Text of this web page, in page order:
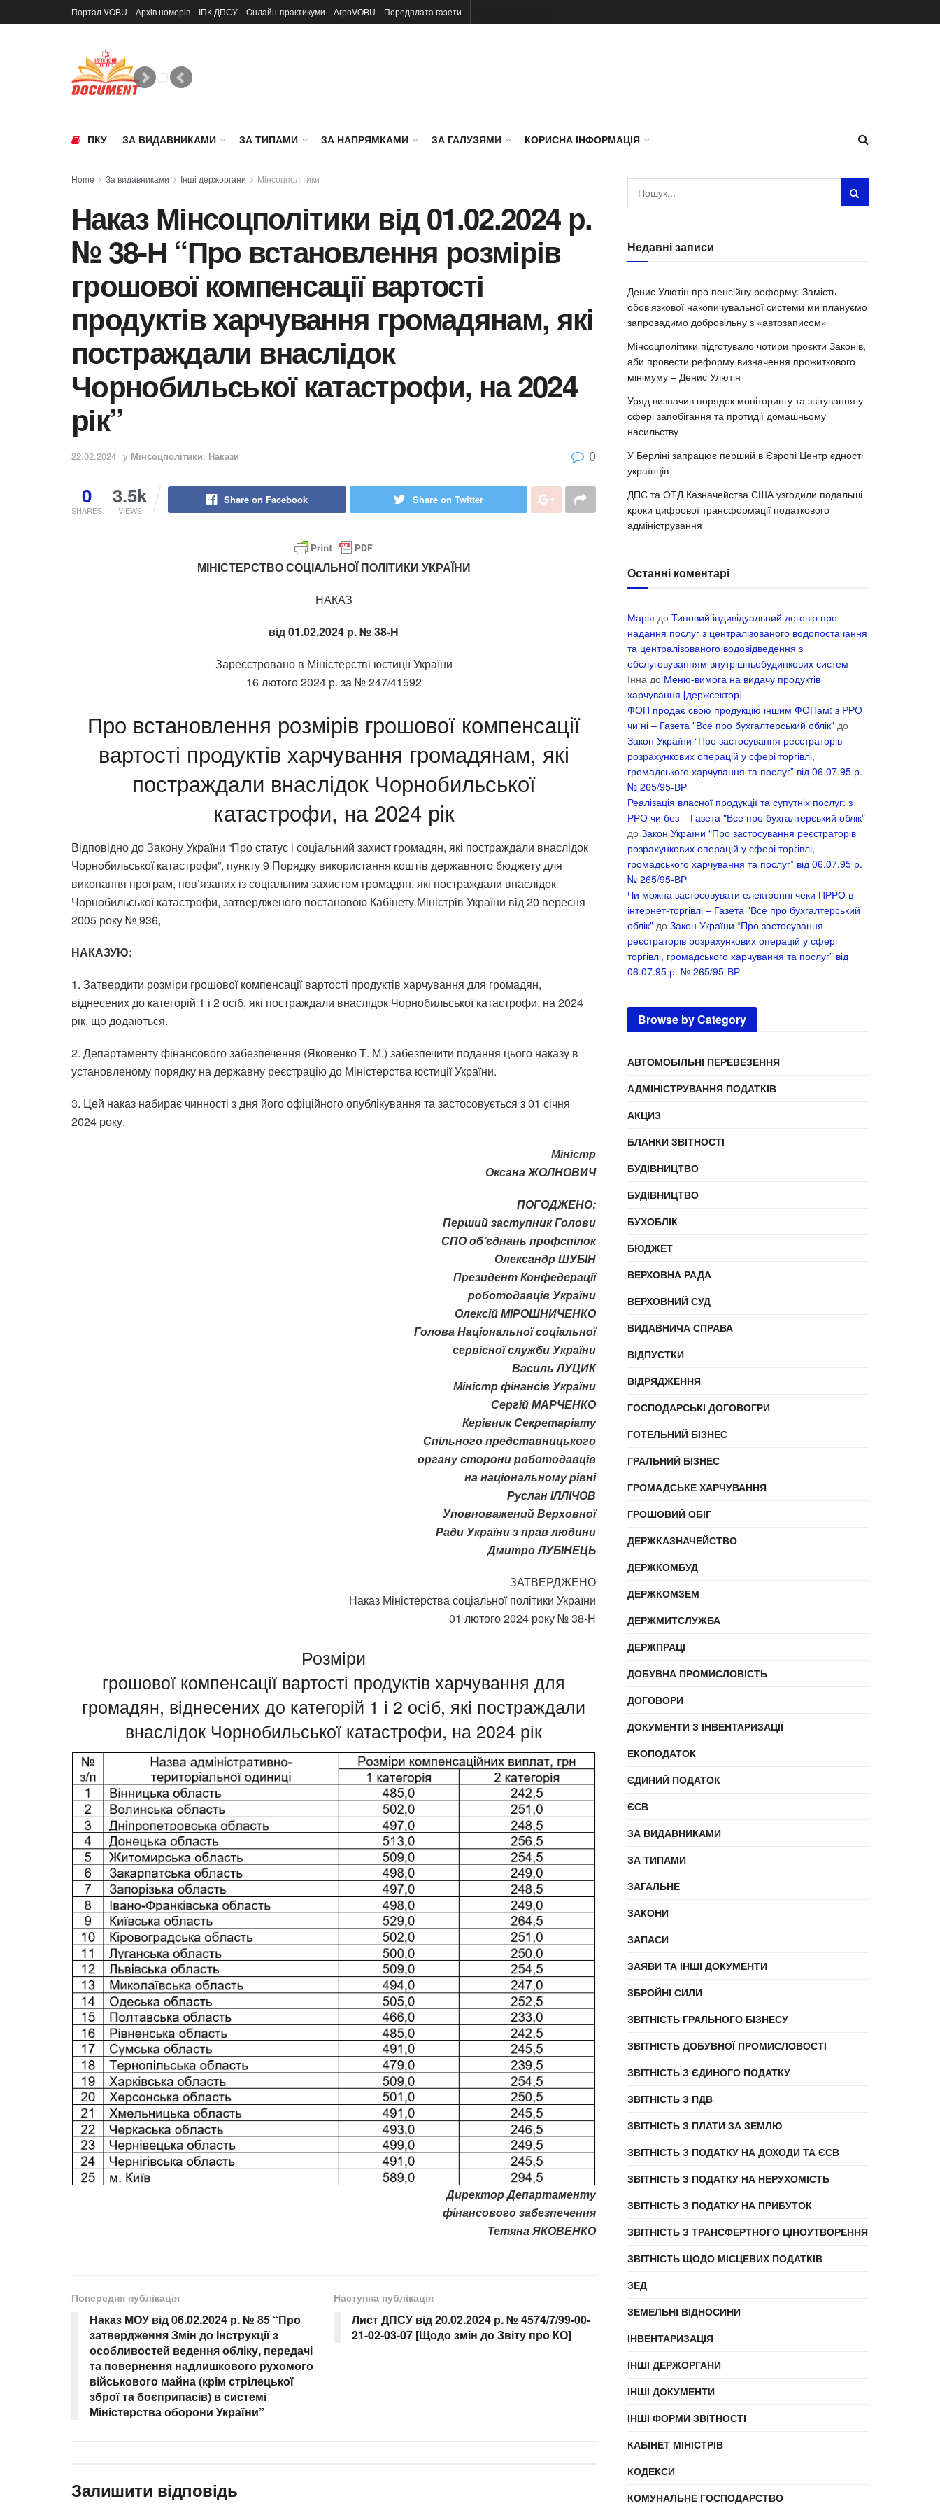
Портал VOBU Архів номерів ІПК ДПСУ Онлайн-практикуми АгроVOBU Передплата газети
ПКУ ЗА ВИДАВНИКАМИ ЗА ТИПАМИ ЗА НАПРЯМКАМИ ЗА ГАЛУЗЯМИ КОРИСНА ІНФОРМАЦІЯ
Home За видавниками Інші держоргани Мінсоцполітики
Наказ Мінсоцполітики від 01.02.2024 р.
№ 38-Н “Про встановлення розмірів
грошової компенсації вартості
продуктів харчування громадянам, які
постраждали внаслідок
Чорнобильської катастрофи, на 2024
рік”
22.02.2024 у Мінсоцполітики, Накази 0
0
SHARES
3.5k
VIEWS
Share on Facebook Share on Twitter
МІНІСТЕРСТВО СОЦІАЛЬНОЇ ПОЛІТИКИ УКРАЇНИ
НАКАЗ
від 01.02.2024 р. № 38-Н
Зареєстровано в Міністерстві юстиції України
16 лютого 2024 р. за № 247/41592
Про встановлення розмірів грошової компенсації
вартості продуктів харчування громадянам, які
постраждали внаслідок Чорнобильської
катастрофи, на 2024 рік
Відповідно до Закону України “Про статус і соціальний захист громадян, які постраждали внаслідок
Чорнобильської катастрофи”, пункту 9 Порядку використання коштів державного бюджету для
виконання програм, пов’язаних із соціальним захистом громадян, які постраждали внаслідок
Чорнобильської катастрофи, затвердженого постановою Кабінету Міністрів України від 20 вересня
2005 року № 936,
НАКАЗУЮ:
1. Затвердити розміри грошової компенсації вартості продуктів харчування для громадян,
віднесених до категорій 1 і 2 осіб, які постраждали внаслідок Чорнобильської катастрофи, на 2024
рік, що додаються.
2. Департаменту фінансового забезпечення (Яковенко Т. М.) забезпечити подання цього наказу в
установленому порядку на державну реєстрацію до Міністерства юстиції України.
3. Цей наказ набирає чинності з дня його офіційного опублікування та застосовується з 01 січня
2024 року.
Міністр
Оксана ЖОЛНОВИЧ
ПОГОДЖЕНО:
Перший заступник Голови
СПО об’єднань профспілок
Олександр ШУБІН
Президент Конфедерації
роботодавців України
Олексій МІРОШНИЧЕНКО
Голова Національної соціальної
сервісної служби України
Василь ЛУЦИК
Міністр фінансів України
Сергій МАРЧЕНКО
Керівник Секретаріату
Спільного представницького
органу сторони роботодавців
на національному рівні
Руслан ІЛЛІЧОВ
Уповноважений Верховної
Ради України з прав людини
Дмитро ЛУБІНЕЦЬ
ЗАТВЕРДЖЕНО
Наказ Міністерства соціальної політики України
01 лютого 2024 року № 38-Н
Розміри
грошової компенсації вартості продуктів харчування для
громадян, віднесених до категорій 1 і 2 осіб, які постраждали
внаслідок Чорнобильської катастрофи, на 2024 рік
Директор Департаменту
фінансового забезпечення
Тетяна ЯКОВЕНКО
Попередня публікація
Наказ МОУ від 06.02.2024 р. № 85 “Про
затвердження Змін до Інструкції з
особливостей ведення обліку, передачі
та повернення надлишкового рухомого
військового майна (крім стрілецької
зброї та боєприпасів) в системі
Міністерства оборони України”
Наступна публікація
Лист ДПСУ від 20.02.2024 р. № 4574/7/99-00-
21-02-03-07 [Щодо змін до Звіту про КО]
Залишити відповідь
Недавні записи
Денис Улютін про пенсійну реформу: Замість
обовʼязкової накопичувальної системи ми плануємо
запровадимо добровільну з «автозаписом»
Мінсоцполітики підготувало чотири проєкти Законів,
аби провести реформу визначення прожиткового
мінімуму – Денис Улютін
Уряд визначив порядок моніторингу та звітування у
сфері запобігання та протидії домашньому
насильству
У Берліні запрацює перший в Європі Центр єдності
українців
ДПС та ОТД Казначейства США узгодили подальші
кроки цифрової трансформації податкового
адміністрування
Останні коментарі
Марія до Типовий індивідуальний договір про
надання послуг з централізованого водопостачання
та централізованого водовідведення з
обслуговуванням внутрішньобудинкових систем
Інна до Меню-вимога на видачу продуктів
харчування [держсектор]
ФОП продає свою продукцію іншим ФОПам: з РРО
чи ні – Газета "Все про бухгалтерський облік" до
Закон України “Про застосування реєстраторів
розрахункових операцій у сфері торгівлі,
громадського харчування та послуг” від 06.07.95 р.
№ 265/95-ВР
Реалізація власної продукції та супутніх послуг: з
РРО чи без – Газета "Все про бухгалтерський облік"
до Закон України “Про застосування реєстраторів
розрахункових операцій у сфері торгівлі,
громадського харчування та послуг” від 06.07.95 р.
№ 265/95-ВР
Чи можна застосовувати електронні чеки ПРРО в
інтернет-торгівлі – Газета "Все про бухгалтерський
облік" до Закон України “Про застосування
реєстраторів розрахункових операцій у сфері
торгівлі, громадського харчування та послуг” від
06.07.95 р. № 265/95-ВР
Browse by Category
АВТОМОБІЛЬНІ ПЕРЕВЕЗЕННЯ
АДМІНІСТРУВАННЯ ПОДАТКІВ
АКЦИЗ
БЛАНКИ ЗВІТНОСТІ
БУДІВНИЦТВО
БУДІВНИЦТВО
БУХОБЛІК
БЮДЖЕТ
ВЕРХОВНА РАДА
ВЕРХОВНИЙ СУД
ВИДАВНИЧА СПРАВА
ВІДПУСТКИ
ВІДРЯДЖЕННЯ
ГОСПОДАРСЬКІ ДОГОВОГРИ
ГОТЕЛЬНИЙ БІЗНЕС
ГРАЛЬНИЙ БІЗНЕС
ГРОМАДСЬКЕ ХАРЧУВАННЯ
ГРОШОВИЙ ОБІГ
ДЕРЖКАЗНАЧЕЙСТВО
ДЕРЖКОМБУД
ДЕРЖКОМЗЕМ
ДЕРЖМИТСЛУЖБА
ДЕРЖПРАЦІ
ДОБУВНА ПРОМИСЛОВІСТЬ
ДОГОВОРИ
ДОКУМЕНТИ З ІНВЕНТАРИЗАЦІЇ
ЕКОПОДАТОК
ЄДИНИЙ ПОДАТОК
ЄСВ
ЗА ВИДАВНИКАМИ
ЗА ТИПАМИ
ЗАГАЛЬНЕ
ЗАКОНИ
ЗАПАСИ
ЗАЯВИ ТА ІНШІ ДОКУМЕНТИ
ЗБРОЙНІ СИЛИ
ЗВІТНІСТЬ ГРАЛЬНОГО БІЗНЕСУ
ЗВІТНІСТЬ ДОБУВНОЇ ПРОМИСЛОВОСТІ
ЗВІТНІСТЬ З ЄДИНОГО ПОДАТКУ
ЗВІТНІСТЬ З ПДВ
ЗВІТНІСТЬ З ПЛАТИ ЗА ЗЕМЛЮ
ЗВІТНІСТЬ З ПОДАТКУ НА ДОХОДИ ТА ЄСВ
ЗВІТНІСТЬ З ПОДАТКУ НА НЕРУХОМІСТЬ
ЗВІТНІСТЬ З ПОДАТКУ НА ПРИБУТОК
ЗВІТНІСТЬ З ТРАНСФЕРТНОГО ЦІНОУТВОРЕННЯ
ЗВІТНІСТЬ ЩОДО МІСЦЕВИХ ПОДАТКІВ
ЗЕД
ЗЕМЕЛЬНІ ВІДНОСИНИ
ІНВЕНТАРИЗАЦІЯ
ІНШІ ДЕРЖОРГАНИ
ІНШІ ДОКУМЕНТИ
ІНШІ ФОРМИ ЗВІТНОСТІ
КАБІНЕТ МІНІСТРІВ
КОДЕКСИ
КОМУНАЛЬНЕ ГОСПОДАРСТВО